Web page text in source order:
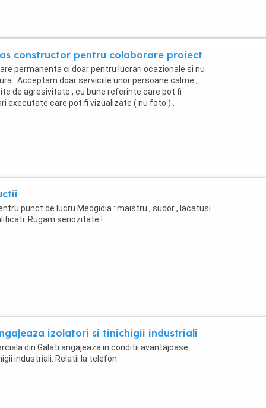
constructor pentru colaborare proiect
permanenta ci doar pentru lucrari ocazionale si nu
. Acceptam doar serviciile unor persoane calme ,
de agresivitate , cu bune referinte care pot fi
executate care pot fi vizualizate ( nu foto ) .
ofertele ...
punct de lucru Medgidia : maistru , sudor , lacatusi
.Rugam seriozitate !
izolatori si tinichigii industriali
din Galati angajeaza in conditii avantajoase
industriali. Relatii la telefon.